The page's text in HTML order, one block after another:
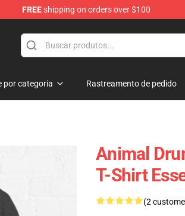
FREEshipping on orders over $100
por categoria Rastreamento de pedido
Animal
T-Shirt
(2